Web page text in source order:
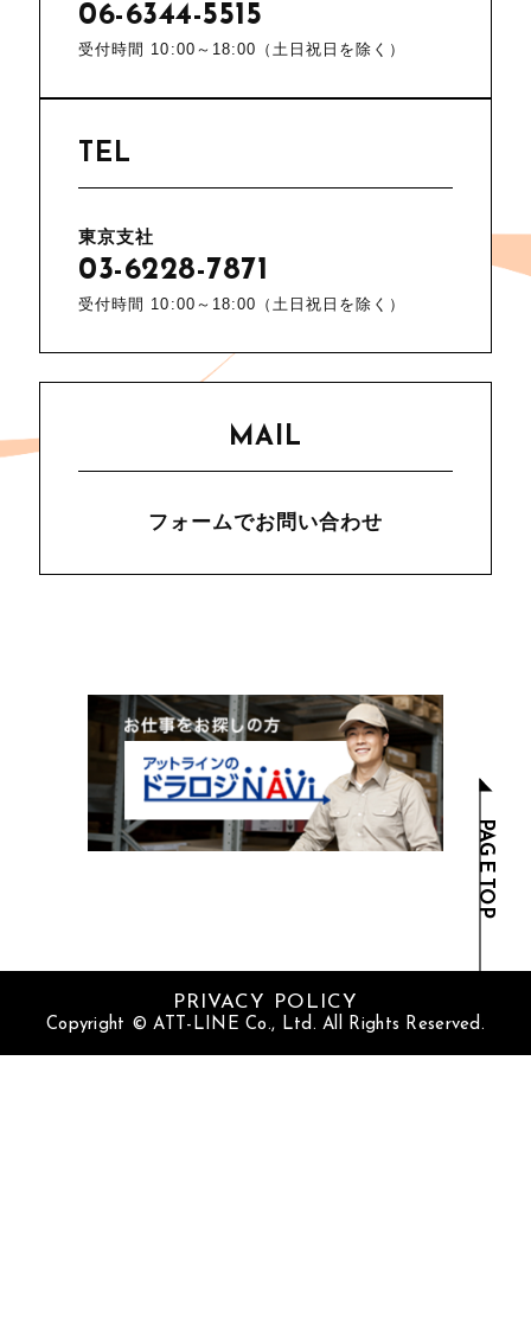
06-6344-5515
受付時間 10:00～18:00（土日祝日を除く）
TEL
東京支社
03-6228-7871
受付時間 10:00～18:00（土日祝日を除く）
MAIL
フォームでお問い合わせ
P
A
GE
T
OP
PRIVACY POLICY
Copyright © ATT-LINE Co., Ltd. All Rights Reserved.